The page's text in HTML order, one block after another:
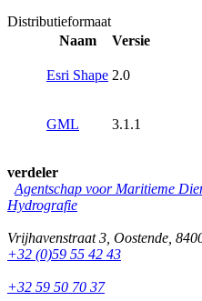
Distributieformaat
Naam
Versie
Esri Shape 2.0
GML 3.1.1
verdeler
Agentschap voor Maritieme
Hydrografie
Vrijhavenstraat 3 Oostende
+32 (0)59 55 42 43
+32 59 50 70 37